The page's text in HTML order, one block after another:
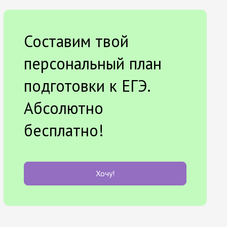
Составим твой
персональный план
подготовки к ЕГЭ.
Абсолютно
бесплатно!
Хочу!